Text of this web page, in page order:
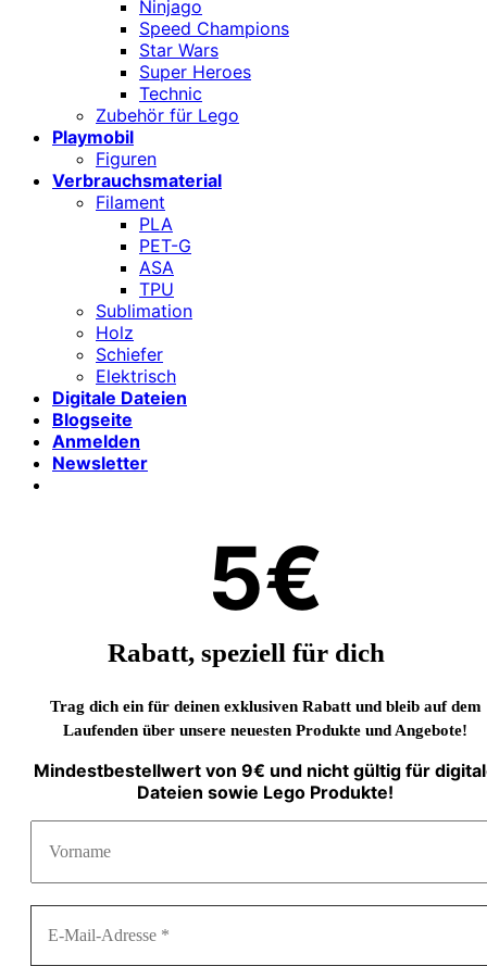
Ninjago
Speed Champions
Star Wars
Super Heroes
Technic
Zubehör für Lego
Playmobil
Figuren
Verbrauchsmaterial
Filament
PLA
PET-G
ASA
TPU
Sublimation
Holz
Schiefer
Elektrisch
Digitale Dateien
Blogseite
Anmelden
Newsletter
5€
Rabatt, speziell für dich
Trag dich ein für deinen exklusiven Rabatt und bleib auf dem
Laufenden über unsere neuesten Produkte und Angebote!
Mindestbestellwert von 9€ und nicht gültig für
Dateien sowie Lego Produkte!